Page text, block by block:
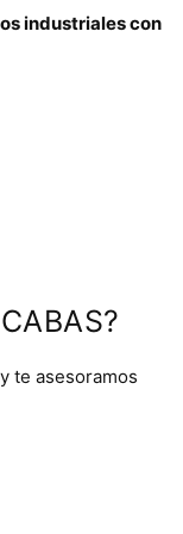
industriales con
te asesoramos